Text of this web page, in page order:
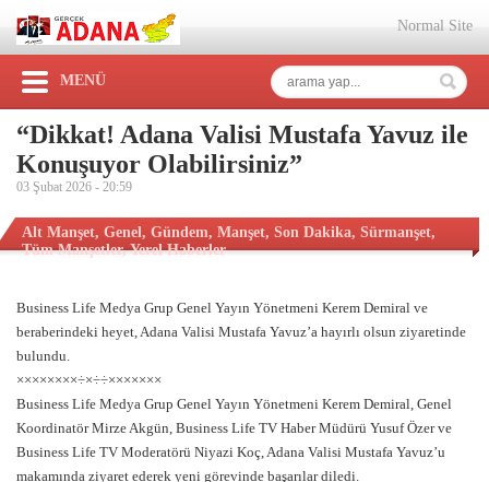
Normal Site
MENÜ
“Dikkat! Adana Valisi Mustafa Yavuz ile
Konuşuyor Olabilirsiniz”
03 Şubat 2026 - 20:59
Alt Manşet, Genel, Gündem, Manşet, Son Dakika, Sürmanşet,
Tüm Manşetler,Yerel Haberler
Business Life Medya Grup Genel Yayın Yönetmeni Kerem Demiral ve
beraberindeki heyet, Adana Valisi Mustafa Yavuz’a hayırlı olsun ziyaretinde
bulundu.
××××××××÷×÷÷×××××××
Business Life Medya Grup Genel Yayın Yönetmeni Kerem Demiral, Genel
Koordinatör Mirze Akgün, Business Life TV Haber Müdürü Yusuf Özer ve
Business Life TV Moderatörü Niyazi Koç, Adana Valisi Mustafa Yavuz’u
makamında ziyaret ederek yeni görevinde başarılar diledi.